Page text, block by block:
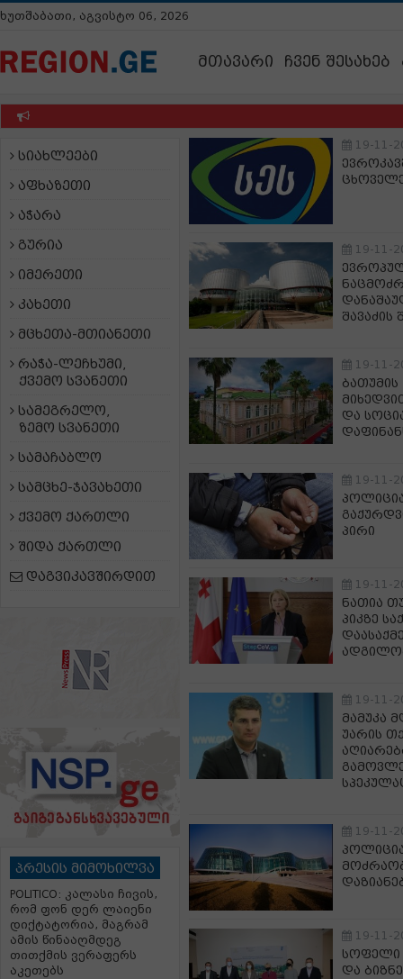
ხუთშაბათი, აგვისტო 06, 2026
მთავარი ჩვენ შესახებ
სიახლეები
აფხაზეთი
აჭარა
გურია
იმერეთი
კახეთი
მცხეთა-მთიანეთი
რაჭა-ლეჩხუმი,
ქვემო სვანეთი
სამეგრელო,
ზემო სვანეთი
სამაჩაბლო
სამცხე-ჯავახეთი
ქვემო ქართლი
შიდა ქართლი
დაგვიკავშირდით
პრესის მიმოხილვა
POLITICO: კალასი ჩივის,
რომ ფონ დერ ლაიენი
დიქტატორია, მაგრამ
ამის წინააღმდეგ
თითქმის ვერაფერს
აკეთებს
19-11-
19-11-
შავაძის
19-11-
ბათუმის
და
19-11-
პირი
19-11-
ნათია
პიკზე
19-11-
მამუკა
უარის
19-11-
19-11-
სოფელი
და